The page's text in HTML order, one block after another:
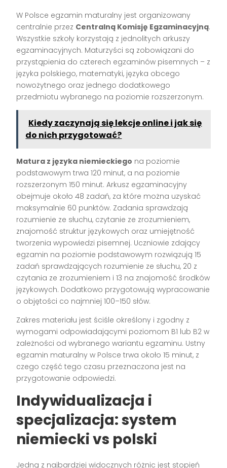
W Polsce egzamin maturalny jest organizowany
centralnie przez Centralną Komisję Egzaminacyjną.
Wszystkie szkoły korzystają z jednolitych arkuszy
egzaminacyjnych. Maturzyści są zobowiązani do
przystąpienia do czterech egzaminów pisemnych – z
języka polskiego, matematyki, języka obcego
nowożytnego oraz jednego dodatkowego
przedmiotu wybranego na poziomie rozszerzonym.
Kiedy zaczynają się lekcje online i jak się
do nich przygotować?
Matura z języka niemieckiego na poziomie
podstawowym trwa 120 minut, a na poziomie
rozszerzonym 150 minut. Arkusz egzaminacyjny
obejmuje około 48 zadań, za które można uzyskać
maksymalnie 60 punktów. Zadania sprawdzają
rozumienie ze słuchu, czytanie ze zrozumieniem,
znajomość struktur językowych oraz umiejętność
tworzenia wypowiedzi pisemnej. Uczniowie zdający
egzamin na poziomie podstawowym rozwiązują 15
zadań sprawdzających rozumienie ze słuchu, 20 z
czytania ze zrozumieniem i 13 na znajomość środków
językowych. Dodatkowo przygotowują wypracowanie
o objętości co najmniej 100–150 słów.
Zakres materiału jest ściśle określony i zgodny z
wymogami odpowiadającymi poziomom B1 lub B2 w
zależności od wybranego wariantu egzaminu. Ustny
egzamin maturalny w Polsce trwa około 15 minut, z
czego część tego czasu przeznaczona jest na
przygotowanie odpowiedzi.
Indywidualizacja i
specjalizacja: system
niemiecki vs polski
Jedną z najbardziej widocznych różnic jest stopień